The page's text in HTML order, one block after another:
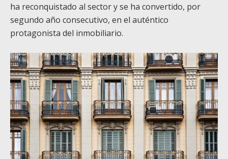
ha reconquistado al sector y se ha convertido, por
segundo año consecutivo, en el auténtico
protagonista del inmobiliario.